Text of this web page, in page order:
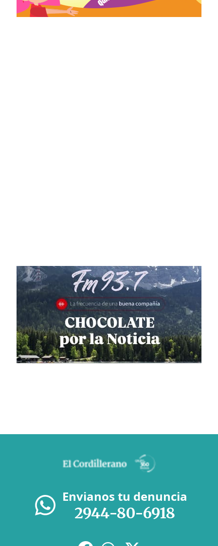
Envianos tu denuncia
2944-80-6918